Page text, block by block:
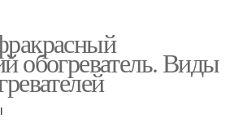
обогреватель. Виды